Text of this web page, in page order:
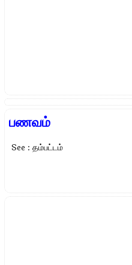
பணவம்
See : தம்பட்டம்